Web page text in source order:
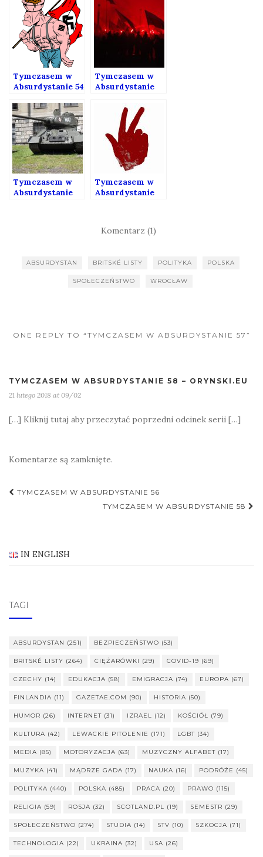
Tymczasem w
Absurdystanie 54
Tymczasem w
Absurdystanie
Tymczasem w
Absurdystanie
Tymczasem w
Absurdystanie
Komentarz (1)
ABSURDYSTAN BRITSKÉ LISTY POLITYKA POLSKA
SPOŁECZEŃSTWO WROCŁAW
ONE REPLY TO “TYMCZASEM W ABSURDYSTANIE 57”
TYMCZASEM W ABSURDYSTANIE 58 – ORYNSKI.EU
21 lutego 2018 at 09/02
[…] Kliknij tutaj aby przeczytać poprzedni odcinek serii […]
Komentarze są zamknięte.
Nawigacja
TYMCZASEM W ABSURDYSTANIE 56
TYMCZASEM W ABSURDYSTANIE 58
IN ENGLISH
TAGI
ABSURDYSTAN (251) BEZPIECZEŃSTWO (53)
BRITSKÉ LISTY (264) CIĘŻARÓWKI (29) COVID-19 (69)
CZECHY (14) EDUKACJA (58) EMIGRACJA (74) EUROPA (67)
FINLANDIA (11) GAZETAE.COM (90) HISTORIA (50)
HUMOR (26) INTERNET (31) IZRAEL (12) KOŚCIÓŁ (79)
KULTURA (42) LEWACKIE PITOLENIE (171) LGBT (34)
MEDIA (85) MOTORYZACJA (63) MUZYCZNY ALFABET (17)
MUZYKA (41) MĄDRZE GADA (17) NAUKA (16) PODRÓŻE (45)
POLITYKA (440) POLSKA (485) PRACA (20) PRAWO (115)
RELIGIA (59) ROSJA (32) SCOTLAND.PL (19) SEMESTR (29)
SPOŁECZEŃSTWO (274) STUDIA (14) STV (10) SZKOCJA (71)
TECHNOLOGIA (22) UKRAINA (32) USA (26)